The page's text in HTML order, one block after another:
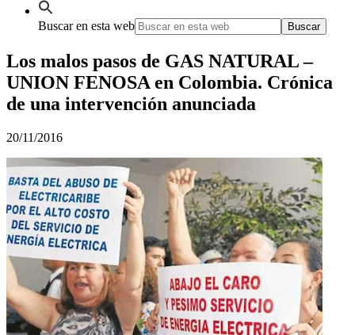
Buscar en esta web
Los malos pasos de GAS NATURAL –
UNION FENOSA en Colombia. Crónica
de una intervención anunciada
20/11/2016